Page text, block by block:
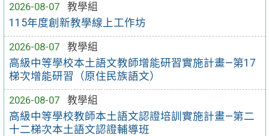
2026-08-07
教學組
115年度創新教學線上工作坊
2026-08-07
教學組
高級中等學校本土語文教師增能研習實施計畫—第17
梯次增能研習（原住民族語文）
2026-08-07
教學組
高級中等學校教師本土語文認證培訓實施計畫—第二
十二梯次本土語文認證輔導班